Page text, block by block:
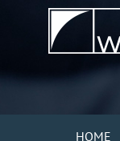
HOME